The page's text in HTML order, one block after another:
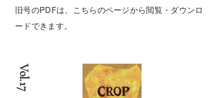
旧号のPDFは、こちらのページから閲覧・ダウンロ
ードできます。
Vol.17